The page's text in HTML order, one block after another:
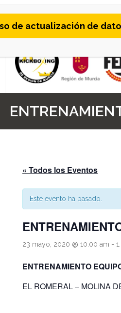
to
« Todos los Eventos
Este evento ha pasado.
23 mayo, 2020 @ 10:00 am -
ENTRENAMIENTO
EL ROMERAL – MOLINA
de actualización de